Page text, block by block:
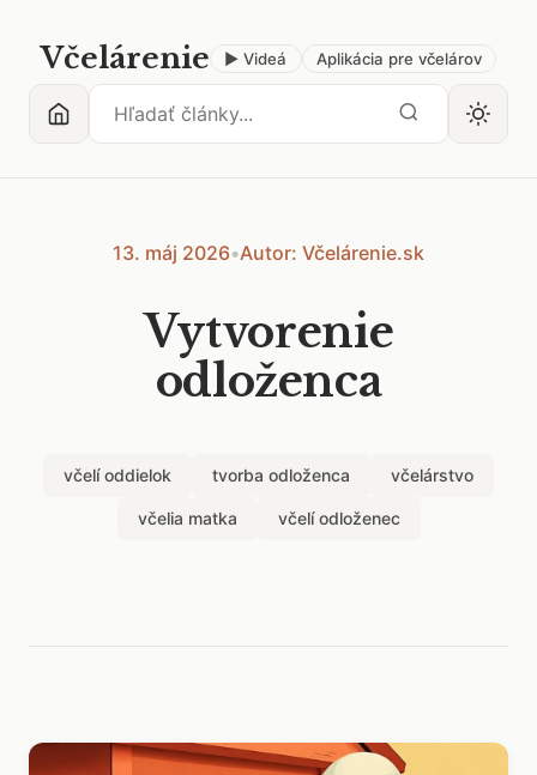
Včelárenie ▶ Videá Aplikácia pre včelárov
13. máj 2026•Autor: Včelárenie.sk
Vytvorenie
odloženca
včelí oddielok tvorba odloženca včelárstvo
včelia matka včelí odloženec